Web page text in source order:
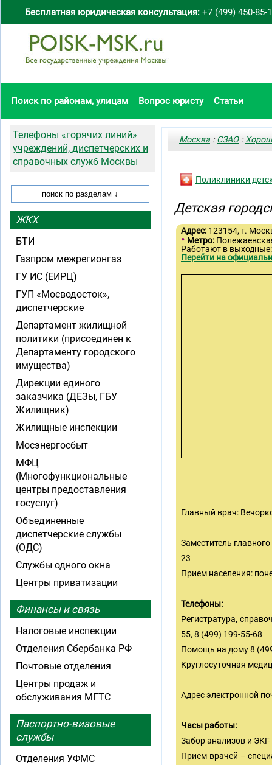
Бесплатная юридическая консультация: +7 (499) 450-85-
Поиск по районам, улицам Вопрос юристу Статьи
Москва :СЗАО:
Поликлиники
Детская
Адрес: 123154, г.
• Метро:
Работают в
Перейти на
Главный врач:
Заместитель
23
Прием населения:
Телефоны:
Регистратура,
55, 8 (499) 199-55-68
Помощь на дому 8
Круглосуточная
Адрес электронной
Часы работы:
Забор анализов и
Прием врачей –
Телефоны «горячих линий»
учреждений, диспетчерских и
справочных служб Москвы
ЖКХ
БТИ
Газпром межрегионгаз
ГУ ИС (ЕИРЦ)
ГУП «Мосводосток»,
диспетчерские
Департамент жилищной
политики (присоединен к
Департаменту городского
имущества)
Дирекции единого
заказчика (ДЕЗы, ГБУ
Жилищник)
Жилищные инспекции
Мосэнергосбыт
МФЦ
(Многофункциональные
центры предоставления
госуслуг)
Объединенные
диспетчерские службы
(ОДС)
Службы одного окна
Центры приватизации
Финансы и связь
Налоговые инспекции
Отделения Сбербанка РФ
Почтовые отделения
Центры продаж и
обслуживания МГТС
Паспортно-визовые
службы
Отделения УФМС